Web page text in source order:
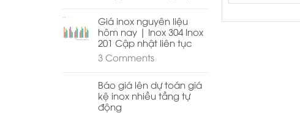
Giá inox nguyên liệu
hôm nay | Inox 304 Inox
201 Cập nhật liên tục
3 Comments
Báo giá lên dự toán giá
kệ inox nhiều tầng tự
động
Kệ Inox 5 tầng – inox 304
– gia công theo thiết kế
Model: KI5-304
out of 5